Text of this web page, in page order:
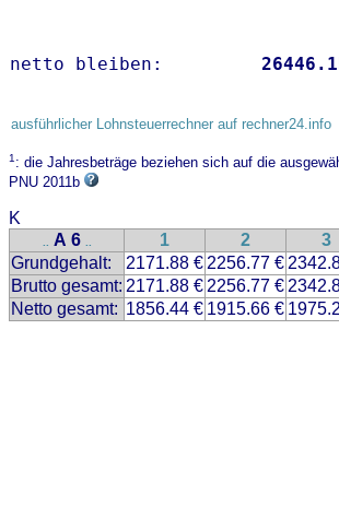
netto bleiben:
ausführlicher Lohnsteuerrechner auf rechner24.info
1: die Jahresbeträge beziehen sich auf die
PNU 2011b
K
.. A 6 .. 1 2 3
Grundgehalt:
2171.88 € 2256.77 €
Brutto gesamt: 2171.88 € 2256.77 €
Netto gesamt: 1856.44 € 1915.66 €